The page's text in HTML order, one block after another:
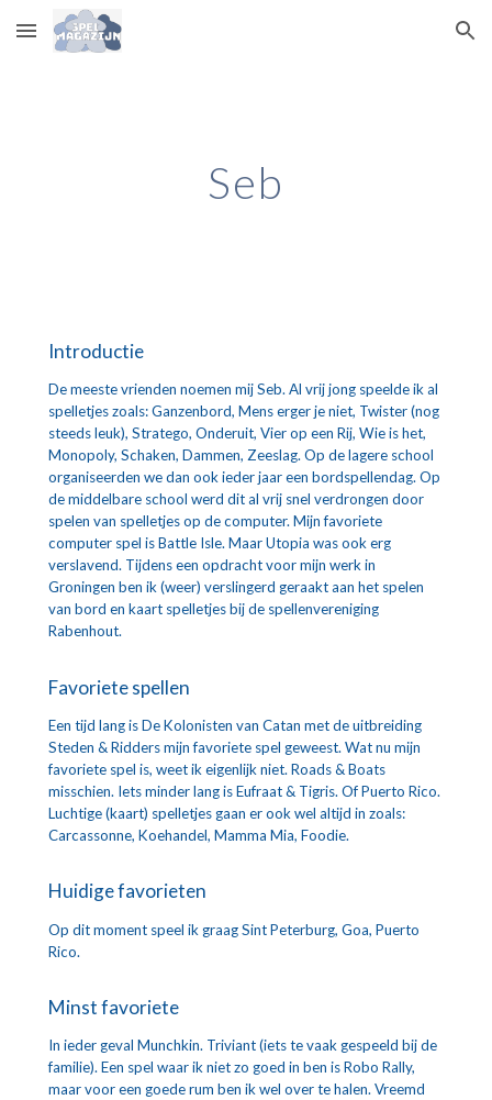
Skip to main content Skip to navigation
Seb
Introductie
De meeste vrienden noemen mij Seb. Al vrij jong speelde ik al
spelletjes zoals: Ganzenbord, Mens erger je niet, Twister (nog
steeds leuk), Stratego, Onderuit, Vier op een Rij, Wie is het,
Monopoly, Schaken, Dammen, Zeeslag. Op de lagere school
organiseerden we dan ook ieder jaar een bordspellendag. Op
de middelbare school werd dit al vrij snel verdrongen door
spelen van spelletjes op de computer. Mijn favoriete
computer spel is Battle Isle. Maar Utopia was ook erg
verslavend. Tijdens een opdracht voor mijn werk in
Groningen ben ik (weer) verslingerd geraakt aan het spelen
van bord en kaart spelletjes bij de spellenvereniging
Rabenhout.
Favoriete spellen
Een tijd lang is De Kolonisten van Catan met de uitbreiding
Steden & Ridders mijn favoriete spel geweest. Wat nu mijn
favoriete spel is, weet ik eigenlijk niet. Roads & Boats
misschien. Iets minder lang is Eufraat & Tigris. Of Puerto Rico.
Luchtige (kaart) spelletjes gaan er ook wel altijd in zoals:
Carcassonne, Koehandel, Mamma Mia, Foodie.
Huidige favorieten
Op dit moment speel ik graag Sint Peterburg, Goa, Puerto
Rico.
Minst favoriete
In ieder geval Munchkin. Triviant (iets te vaak gespeeld bij de
familie). Een spel waar ik niet zo goed in ben is Robo Rally,
maar voor een goede rum ben ik wel over te halen. Vreemd